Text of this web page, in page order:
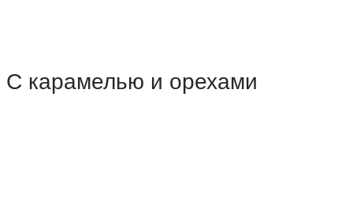
С карамелью и орехами